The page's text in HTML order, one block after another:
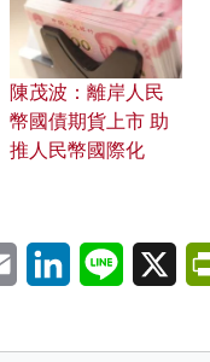
陳茂波：離岸人民
幣國債期貨上市 助
推人民幣國際化
Email LinkedInLine X